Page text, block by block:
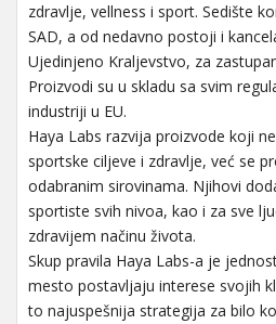
zdravlje, vellness i sport. Sedište
SAD, a od nedavno postoji i
Ujedinjeno Kraljevstvo, za
Proizvodi su u skladu sa svim
industriji u EU.
Haya Labs razvija proizvode koji
sportske ciljeve i zdravlje, već se
odabranim sirovinama. Njihovi
sportiste svih nivoa, kao i za sve
zdravijem načinu života.
Skup pravila Haya Labs-a je
mesto postavljaju interese svojih
to najuspešnija strategija za bilo